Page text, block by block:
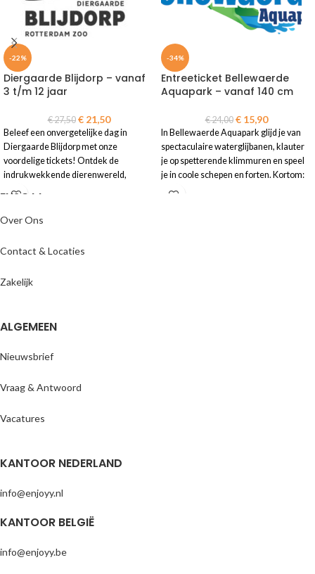
-22%
Diergaarde Blijdorp – vanaf
3 t/m 12 jaar
€27,50 €21,50
Beleef een onvergetelijke dag in
Diergaarde Blijdorp met onze
voordelige tickets! Ontdek de
indrukwekkende dierenwereld,
bewonder unieke diersoorten van
dagje uit voor het hele gezin!
• Direct toegang bij de ingang – geen
• Gratis entree voor kinderen t/m 2
-34%
Entreeticket Bellewaerde
Aquapark – vanaf 140 cm
€24,00 €15,90
In Bellewaerde Aquapark glijd je van
spectaculaire waterglijbanen, klauter
je op spetterende klimmuren en speel
je in coole schepen en forten. Kortom:
het paradijs voor elke waterrat!
ENJOYY
Over Ons
Contact & Locaties
Zakelijk
ALGEMEEN
Nieuwsbrief
Vraag & Antwoord
Vacatures
KANTOOR NEDERLAND
info@enjoyy.nl
KANTOOR BELGIË
info@enjoyy.be